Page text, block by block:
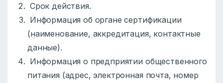
Срок действия.
Информация об органе сертификации
(наименование, аккредитация, контактные
данные).
Информация о предприятии общественного
питания (адрес, электронная почта, номер